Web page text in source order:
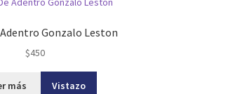
Gonzalo Leston
$450
más Vistazo